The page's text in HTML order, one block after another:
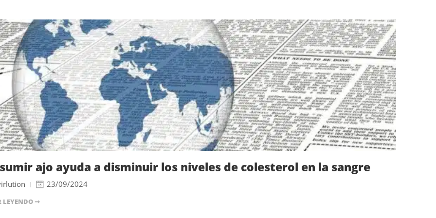
ajo ayuda a disminuir los niveles de colesterol en la sangre
23/09/2024
LEYENDO ➞